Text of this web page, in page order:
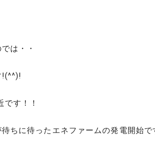
は・・
!(^^)!
す！！
ちに待ったエネファームの発電開始で